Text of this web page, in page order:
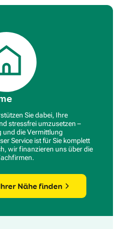
Sie dabei, Ihre
stressfrei umzusetzen –
und die Vermittlung
Service ist für Sie komplett
wir finanzieren uns über die
Nähe finden